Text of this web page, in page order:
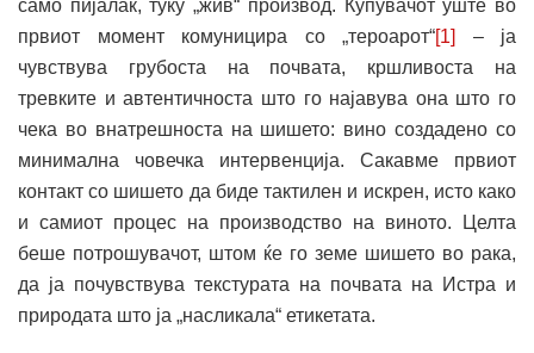
само пијалак, туку „жив“ производ. Купувачот уште во
првиот момент комуницира со „тероарот“[1]
– ја
чувствува грубоста на почвата, кршливоста на
тревките и автентичноста што го најавува она што го
чека во внатрешноста на шишето: вино создадено со
минимална човечка интервенција. Сакавме првиот
контакт со шишето да биде тактилен и искрен, исто како
и самиот процес на производство на виното. Целта
беше потрошувачот, штом ќе го земе шишето во рака,
да ја почувствува текстурата на почвата на Истра и
природата што ја „насликала“ етикетата.